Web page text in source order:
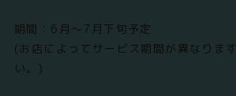
期間：6月～7月下旬予定
(お店によってサービス期間が異なりま
い。)